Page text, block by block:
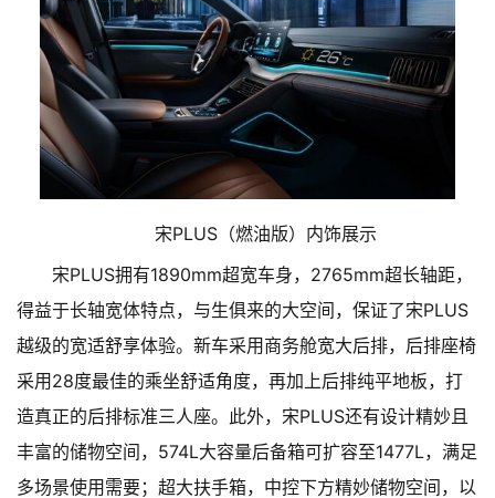
宋PLUS（燃油版）内饰展示
宋PLUS拥有1890mm超宽车身，2765mm超长轴距，
得益于长轴宽体特点，与生俱来的大空间，保证了宋PLUS
越级的宽适舒享体验。新车采用商务舱宽大后排，后排座椅
采用28度最佳的乘坐舒适角度，再加上后排纯平地板，打
造真正的后排标准三人座。此外，宋PLUS还有设计精妙且
丰富的储物空间，574L大容量后备箱可扩容至1477L，满足
多场景使用需要；超大扶手箱，中控下方精妙储物空间，以